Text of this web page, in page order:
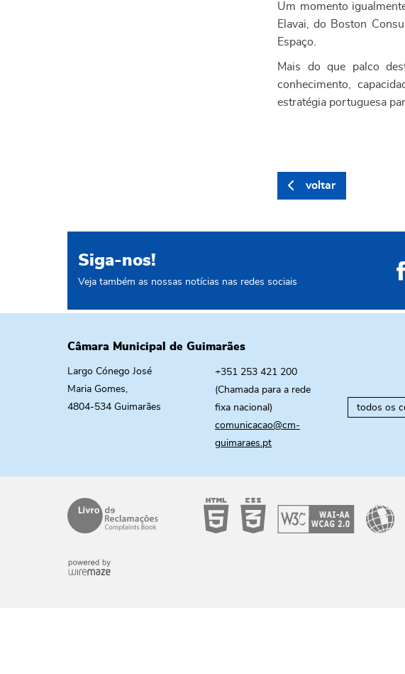
Um momento
Elavai, do Boston
Espaço.
Mais do que palco
conhecimento,
estratégia portuguesa
voltar
Siga-nos!
Veja também as nossas notícias nas redes sociais
Câmara Municipal de Guimarães
Largo Cónego José
Maria Gomes,
4804-534 Guimarães
+351 253 421 200
(Chamada para a rede
fixa nacional)
comunicacao@cm-
guimaraes.pt
todos os